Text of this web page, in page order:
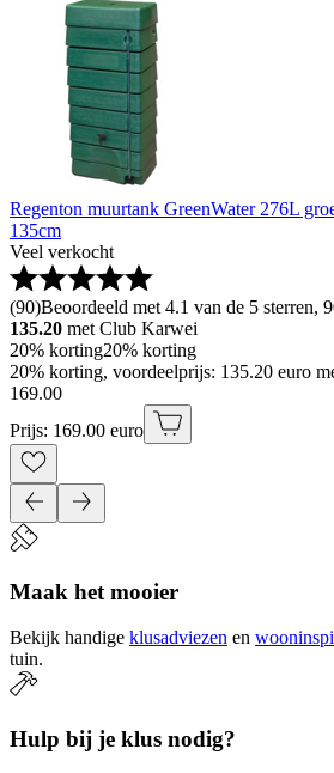
Regenton muurtank GreenWater 276L
135cm
Veel verkocht
(90)Beoordeeld met 4.1 van de 5 sterren,
135.20 met Club Karwei
20% korting20% korting
20% korting, voordeelprijs: 135.20 euro
169.00
Prijs: 169.00 euro
Maak het mooier
Bekijk handige klusadviezen en
tuin.
Hulp bij je klus nodig?